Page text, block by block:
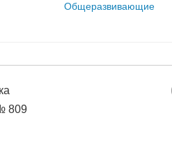
Общеразвивающие
809